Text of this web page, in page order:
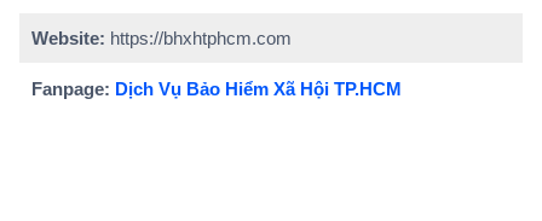
Website: https://bhxhtphcm.com
Fanpage: Dịch Vụ Bảo Hiểm Xã Hội TP.HCM